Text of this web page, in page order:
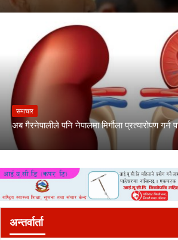
समाचार
अब गैरनेपालीले पनि नेपालमा मिर्गौला प्रत्यारोपण
अन्तर्वार्ता